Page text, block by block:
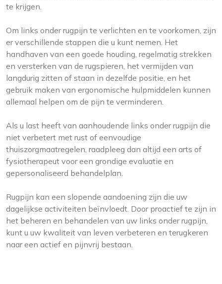
te krijgen.
Om links onder rugpijn te verlichten en te voorkomen, zijn
er verschillende stappen die u kunt nemen. Het
handhaven van een goede houding, regelmatig strekken
en versterken van de rugspieren, het vermijden van
langdurig zitten of staan in dezelfde positie, en het
gebruik maken van ergonomische hulpmiddelen kunnen
allemaal helpen om de pijn te verminderen.
Als u last heeft van aanhoudende links onder rugpijn die
niet verbetert met rust of eenvoudige
thuiszorgmaatregelen, raadpleeg dan altijd een arts of
fysiotherapeut voor een grondige evaluatie en
gepersonaliseerd behandelplan.
Rugpijn kan een slopende aandoening zijn die uw
dagelijkse activiteiten beïnvloedt. Door proactief te zijn in
het beheren en behandelen van uw links onder rugpijn,
kunt u uw kwaliteit van leven verbeteren en terugkeren
naar een actief en pijnvrij bestaan.